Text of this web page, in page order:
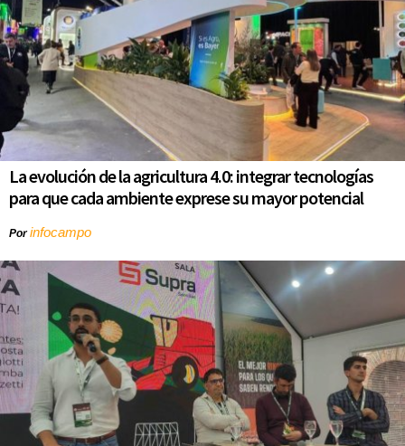
La evolución de la agricultura 4.0: integrar tecnologías
para que cada ambiente exprese su mayor potencial
Porinfocampo